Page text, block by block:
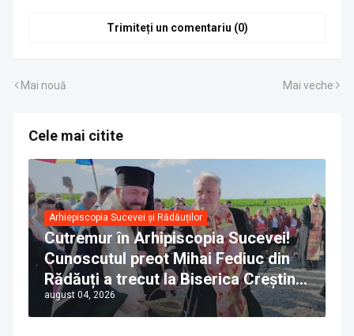
Trimiteți un comentariu (0)
Mai nouă Mai veche
Cele mai citite
Arhiepiscopia Sucevei și Rădăuților
Cutremur în Arhipiscopia Sucevei!
Cunoscutul preot Mihai Fediuc din
Rădăuți a trecut la Biserica Creștină
Ortodoxă Valahă. ÎPS Calinic anunță
că îi pregătește judecata canonică
august 04, 2026